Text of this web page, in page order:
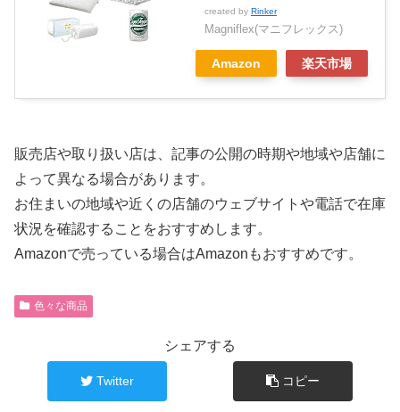
created by Rinker
Magniflex(マニフレックス)
Amazon 楽天市場
販売店や取り扱い店は、記事の公開の時期や地域や店舗に
よって異なる場合があります。
お住まいの地域や近くの店舗のウェブサイトや電話で在庫
状況を確認することをおすすめします。
Amazonで売っている場合はAmazonもおすすめです。
色々な商品
シェアする
Twitter コピー